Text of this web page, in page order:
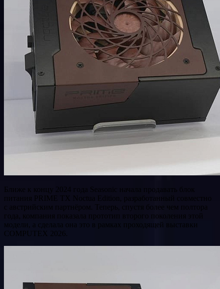
Ближе к концу 2024 года Seasonic начала продавать блок
питания PRIME TX Noctua Edition, разработанный совместно
с австрийским партнёром. Теперь, спустя более чем полтора
года, компания показала прототип второго поколения этой
модели, а сделала она это в рамках проходящей выставки
COMPUTEX 2026.